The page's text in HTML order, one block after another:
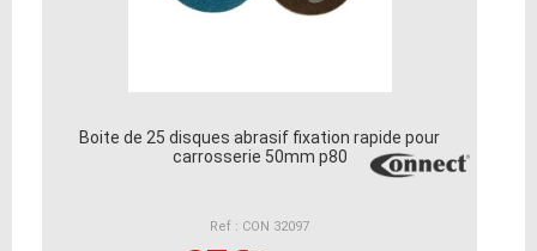
Boite de 25 disques abrasif fixation rapide pour
carrosserie 50mm p80
Ref : CON 32097